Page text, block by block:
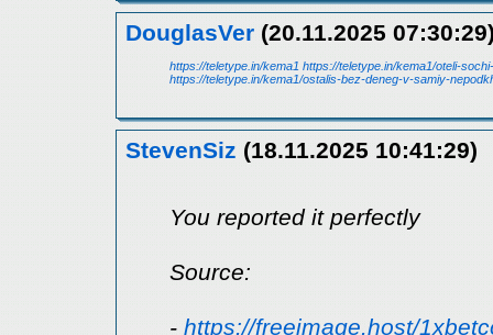
DouglasVer (20.11.2025
https://teletype.in/kema1 https://teletype.in/kema1/oteli-
https://teletype.in/kema1/ostalis-bez-deneg-v-samiy-
StevenSiz (18.11.2025 10:41:29)
You reported it perfectly
Source:
- https://freeimage.host/